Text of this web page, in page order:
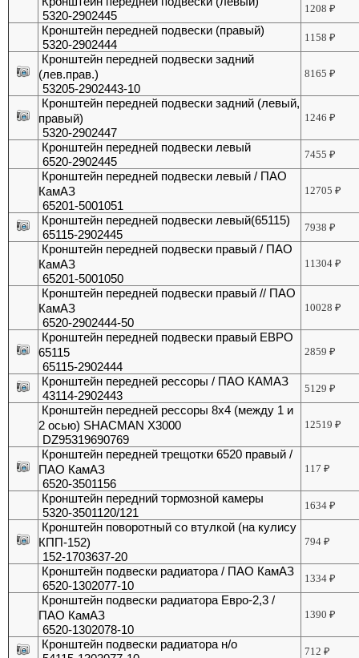
5320-2902445
1208₽
Кронштейн передней подвески (правый)
5320-2902444
1158₽
Кронштейн передней подвески задний
(лев.прав.)
53205-2902443-10
8165₽
Кронштейн передней подвески задний (левый,
правый)
5320-2902447
1246₽
Кронштейн передней подвески левый
6520-2902445
7455₽
Кронштейн передней подвески левый / ПАО
КамАЗ
65201-5001051
12705₽
Кронштейн передней подвески левый(65115)
65115-2902445
7938₽
Кронштейн передней подвески правый / ПАО
КамАЗ
65201-5001050
11304₽
Кронштейн передней подвески правый // ПАО
КамАЗ
6520-2902444-50
10028₽
Кронштейн передней подвески правый ЕВРО
65115
65115-2902444
2859₽
Кронштейн передней рессоры / ПАО КАМАЗ
43114-2902443
5129₽
Кронштейн передней рессоры 8х4 (между 1 и
2 осью) SHACMAN X3000
DZ95319690769
12519₽
Кронштейн передней трещотки 6520 правый /
ПАО КамАЗ
6520-3501156
117₽
Кронштейн передний тормозной камеры
5320-3501120/121
1634₽
Кронштейн поворотный со втулкой (на кулису
КПП-152)
152-1703637-20
794₽
Кронштейн подвески радиатора / ПАО КамАЗ
6520-1302077-10
1334₽
Кронштейн подвески радиатора Евро-2,3 /
ПАО КамАЗ
6520-1302078-10
1390₽
Кронштейн подвески радиатора н/о
712₽